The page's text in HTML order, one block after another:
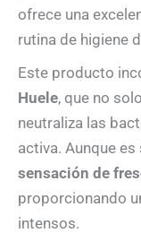
ofrece una
rutina de higiene
Este producto
Huele, que no
neutraliza las
activa. Aunque es
sensación de
proporcionando
intensos.